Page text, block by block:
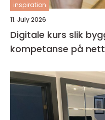
inspiration
11. July 2026
Digitale kurs slik bygger bedrifter lønnsom
kompetanse på nett